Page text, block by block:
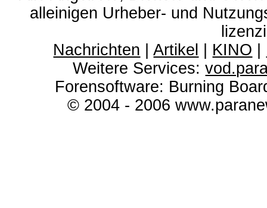
alleinigen Urheber- und
Nachrichten |Artikel KINO
Weitere Services:
Forensoftware: Burning
© 2004 - 2006